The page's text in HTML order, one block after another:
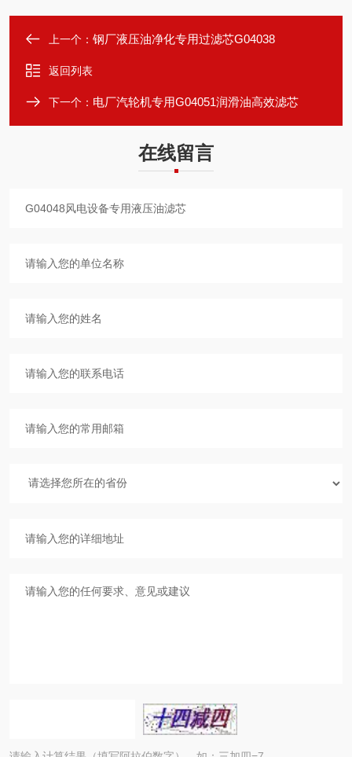
上一个： 钢厂液压油净化专用过滤芯G04038
返回列表
下一个： 电厂汽轮机专用G04051润滑油高效滤芯
在线留言